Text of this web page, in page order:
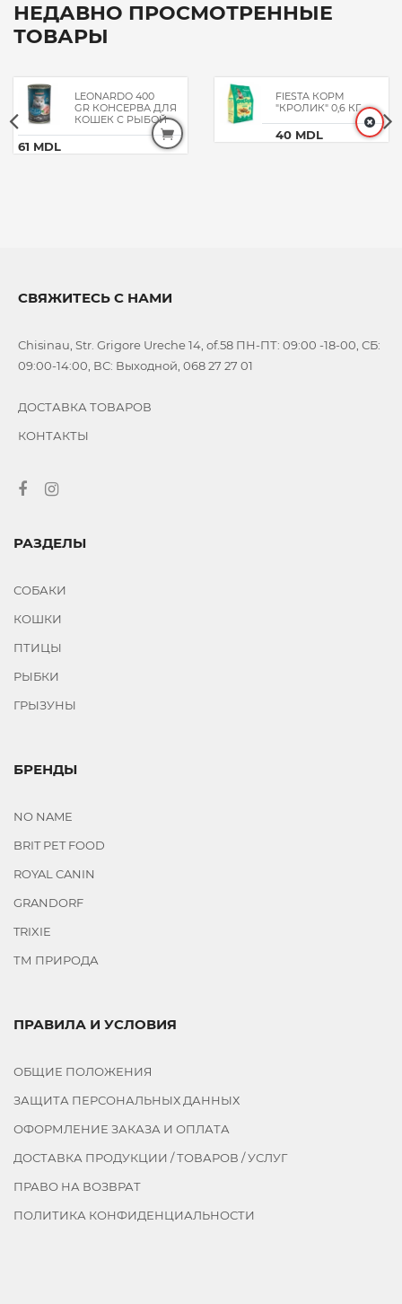
НЕДАВНО ПРОСМОТРЕННЫЕ
ТОВАРЫ
LEONARDO 400
GR КОНСЕРВА ДЛЯ
КОШЕК С РЫБОЙ
61 MDL
FIESTA КОРМ
"КРОЛИК" 0,6 КГ
40 MDL
СВЯЖИТЕСЬ С НАМИ
Chisinau, Str. Grigore Ureche 14, of.58 ПН-ПТ: 09:00 -18-00, СБ:
09:00-14:00, ВС: Выходной, 068 27 27 01
ДОСТАВКА ТОВАРОВ
КОНТАКТЫ
РАЗДЕЛЫ
СОБАКИ
КОШКИ
ПТИЦЫ
РЫБКИ
ГРЫЗУНЫ
БРЕНДЫ
NO NAME
BRIT PET FOOD
ROYAL CANIN
GRANDORF
TRIXIE
ТМ ПРИРОДА
ПРАВИЛА И УСЛОВИЯ
ОБЩИЕ ПОЛОЖЕНИЯ
ЗАЩИТА ПЕРСОНАЛЬНЫХ ДАННЫХ
ОФОРМЛЕНИЕ ЗАКАЗА И ОПЛАТА
ДОСТАВКА ПРОДУКЦИИ / ТОВАРОВ / УСЛУГ
ПРАВО НА ВОЗВРАТ
ПОЛИТИКА КОНФИДЕНЦИАЛЬНОСТИ